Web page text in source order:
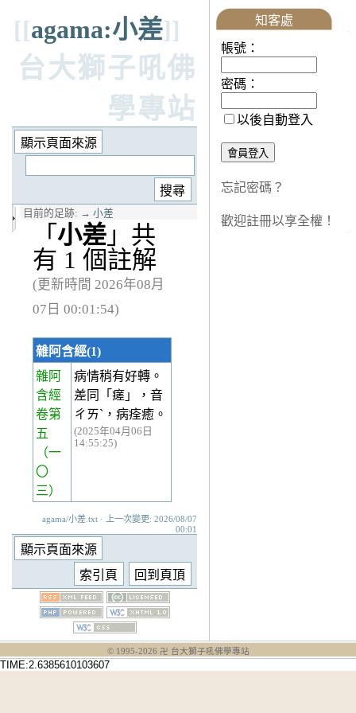
[[agama:小差]]
台大獅子吼佛
學專站
目前的足跡: → 小差
「 小差 」共
有 1 個註解
(更新時間 2026年08月
07日 00:01:54)
雜阿含經(1)
雜阿
含經
卷第
五
（一
〇
三）
病情稍有好轉。
差同「瘥」，音
ㄔㄞˋ，病痊癒。
(2025年04月06日
14:55:25)
agama/小差.txt · 上一次變更: 2026/08/07
00:01
知客處
帳號：
密碼：
以後自動登入
忘記密碼？
歡迎註冊以享全權！
© 1995-2026 卍 台大獅子吼佛學專站
TIME:2.6385610103607